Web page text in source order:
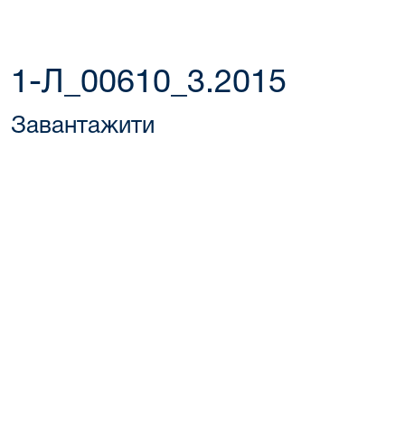
1-Л_00610_3.2015
Завантажити